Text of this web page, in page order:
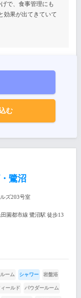
で、食事管理にも
効果が出てきていて
む
鷺沼
ズ203号室
園都市線 鷺沼駅 徒歩13
ーム シャワー 岩盤浴
ールド パウダールーム